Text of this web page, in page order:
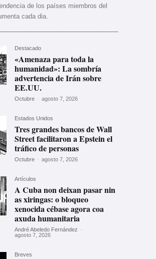
de los países miembros del
cada dia.
Destacado
«Amenaza para toda la
humanidad»: La sombría
advertencia de Irán sobre
EE.UU.
Octubre - agosto 7, 2026
Estados Unidos
Tres grandes bancos de Wall
Street facilitaron a Epstein el
tráfico de personas
Octubre - agosto 7, 2026
Artículos
A Cuba non deixan pasar nin
as xiringas: o bloqueo
xenocida cébase agora coa
axuda humanitaria
André Abeledo Fernández -
agosto 7, 2026
Breves